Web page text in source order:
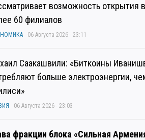
возможность открытия
60 филиалов
06 Августа 2026 - 23:11
Саакашвили: «Биткоины
больше электроэнергии,
06 Августа 2026 - 23:03
фракции блока «Сильная